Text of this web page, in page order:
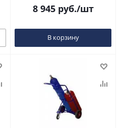
8 945руб./шт
В корзину